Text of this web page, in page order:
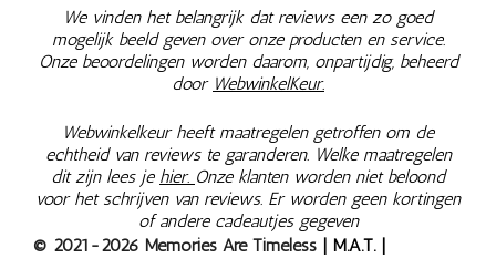
We vinden het belangrijk dat reviews een zo goed
mogelijk beeld geven over onze producten en service.
Onze beoordelingen worden daarom, onpartijdig, beheerd
door WebwinkelKeur.
Webwinkelkeur heeft maatregelen getroffen om de
echtheid van reviews te garanderen. Welke maatregelen
dit zijn lees je hier. Onze klanten worden niet beloond
voor het schrijven van reviews. Er worden geen kortingen
of andere cadeautjes gegeven
© 2021-2026 Memories Are Timeless | M.A.T. |